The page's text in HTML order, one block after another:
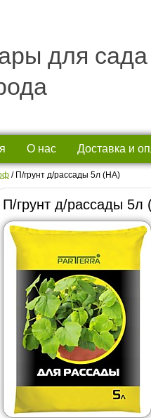
для
О нас Доставка и
/ П/грунт д/рассады 5л (НА)
П/грунт д/рассады 5л